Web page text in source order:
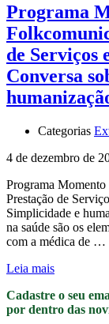
Programa
de Serviços
Conversa
Categorias
4 de dezembro de
Programa
Prestação de
Simplicidade e
na saúde são os
com a médica de …
Leia mais
Cadastre o seu
por dentro das